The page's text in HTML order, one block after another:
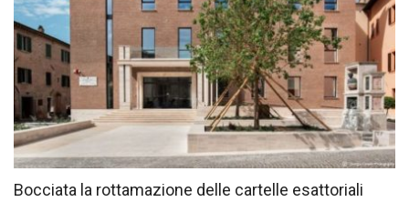
Bocciata la rottamazione delle cartelle esattoriali